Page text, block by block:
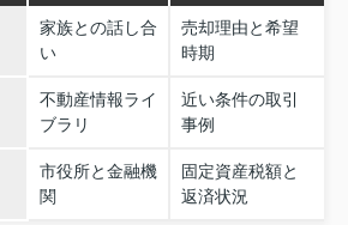
家族との話し合
い
売却理由と希望
時期
不動産情報ライ
ブラリ
近い条件の取引
事例
市役所と金融機
関
固定資産税額と
返済状況